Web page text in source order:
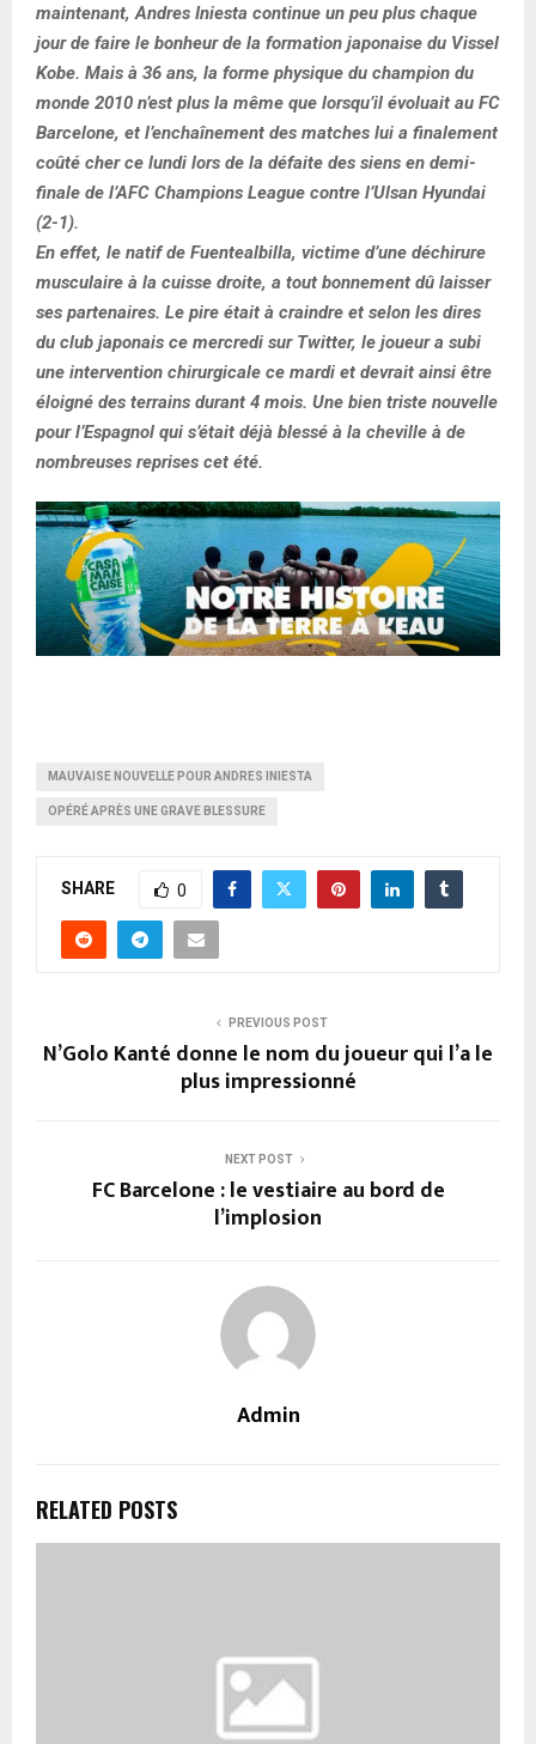
maintenant, Andres Iniesta continue un peu plus chaque
jour de faire le bonheur de la formation japonaise du Vissel
Kobe. Mais à 36 ans, la forme physique du champion du
monde 2010 n’est plus la même que lorsqu’il évoluait au FC
Barcelone, et l’enchaînement des matches lui a finalement
coûté cher ce lundi lors de la défaite des siens en demi-
finale de l’AFC Champions League contre l’Ulsan Hyundai
(2-1).
En effet, le natif de Fuentealbilla, victime d’une déchirure
musculaire à la cuisse droite, a tout bonnement dû laisser
ses partenaires. Le pire était à craindre et selon les dires
du club japonais ce mercredi sur Twitter, le joueur a subi
une intervention chirurgicale ce mardi et devrait ainsi être
éloigné des terrains durant 4 mois. Une bien triste nouvelle
pour l’Espagnol qui s’était déjà blessé à la cheville à de
nombreuses reprises cet été.
MAUVAISE NOUVELLE POUR ANDRES INIESTA
OPÉRÉ APRÈS UNE GRAVE BLESSURE
SHARE 0
PREVIOUS POST
N’Golo Kanté donne le nom du joueur qui l’a le
plus impressionné
NEXT POST
FC Barcelone : le vestiaire au bord de
l’implosion
Admin
RELATED POSTS